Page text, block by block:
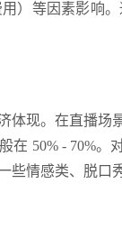
）等因素影响
体现。在直播场
在 50% - 70%。
些情感类、脱口